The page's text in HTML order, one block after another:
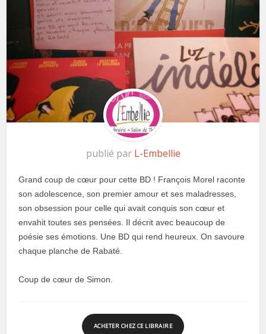
publié par L-Embellie
Grand coup de cœur pour cette BD ! François Morel raconte
son adolescence, son premier amour et ses maladresses,
son obsession pour celle qui avait conquis son cœur et
envahit toutes ses pensées. Il décrit avec beaucoup de
poésie ses émotions. Une BD qui rend heureux. On savoure
chaque planche de Rabaté.
Coup de cœur de Simon.
ACHETER CHEZ CE LIBRAIRE